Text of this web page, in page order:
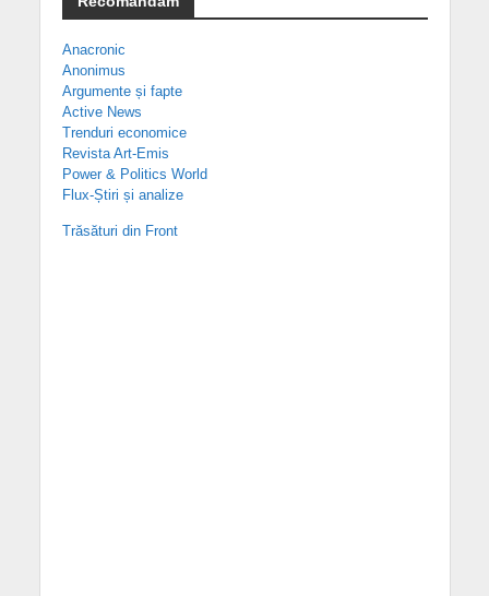
Anacronic
Anonimus
Argumente și fapte
Active News
Trenduri economice
Revista Art-Emis
Power & Politics World
Flux-Știri și analize
Trăsături din Front